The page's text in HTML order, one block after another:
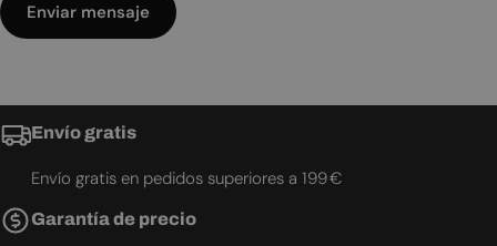
Enviar mensaje
Envío gratis
Envío gratis en pedidos superiores a 199 €
Garantía de precio